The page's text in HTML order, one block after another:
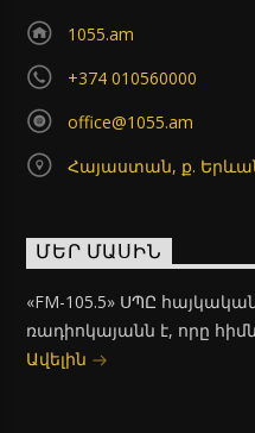
1055.am
+374 010560000
office@1055.am
Հայաստան, ք.
ՄԵՐ ՄԱՍԻՆ
«FM-105.5» ՍՊԸ
ռադիոկայանն է, որը
Ավելին